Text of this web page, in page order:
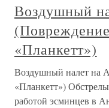
Воздушный
«Планкетт»)
Воздушный налет на
«Планкетт»)
работой эсминцев в